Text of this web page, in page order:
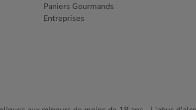
Paniers Gourmands
Entreprises